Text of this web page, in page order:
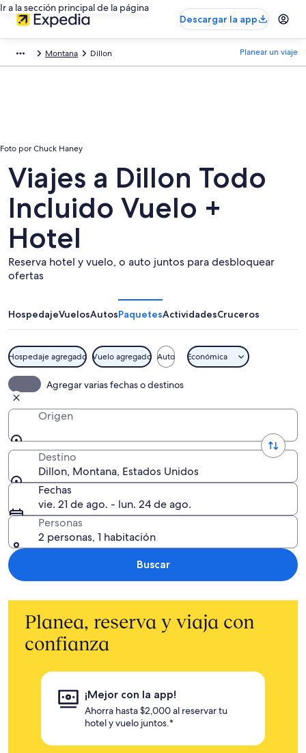
Ir a la sección principal de la página
Descargar la app
Montana Dillon Planear un viaje
Foto por Chuck Haney
Viajes a Dillon Todo
Incluido Vuelo +
Hotel
Reserva hotel y vuelo, o auto juntos para desbloquear
ofertas
HospedajeVuelosAutosPaquetesActividadesCruceros
Hospedaje agregado Vuelo agregado Auto Económica
Agregar varias fechas o destinos
Origen
Destino
Dillon, Montana, Estados Unidos
Fechas
vie. 21 de ago. - lun. 24 de ago.
Personas
2 personas, 1 habitación
Buscar
Planea, reserva y viaja con
confianza
¡Mejor con la app!
Ahorra hasta $2,000 al reservar tu
hotel y vuelo juntos.*